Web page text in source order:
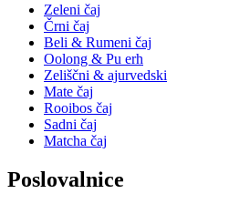
Zeleni čaj
Črni čaj
Beli & Rumeni čaj
Oolong & Pu erh
Zeliščni & ajurvedski
Mate čaj
Rooibos čaj
Sadni čaj
Matcha čaj
Poslovalnice